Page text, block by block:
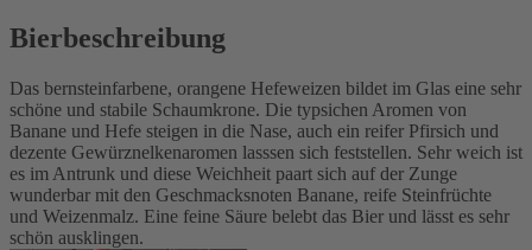
Bierbeschreibung
Das bernsteinfarbene, orangene Hefeweizen bildet im Glas eine sehr
schöne und stabile Schaumkrone. Die typsichen Aromen von
Banane und Hefe steigen in die Nase, auch ein reifer Pfirsich und
dezente Gewürznelkenaromen lasssen sich feststellen. Sehr weich ist
es im Antrunk und diese Weichheit paart sich auf der Zunge
wunderbar mit den Geschmacksnoten Banane, reife Steinfrüchte
und Weizenmalz. Eine feine Säure belebt das Bier und lässt es sehr
schön ausklingen.